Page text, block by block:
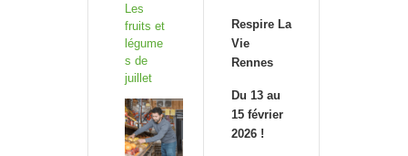
Les
fruits et
légume
s de
juillet
Respire La
Vie
Rennes
Du 13 au
15 février
2026 !